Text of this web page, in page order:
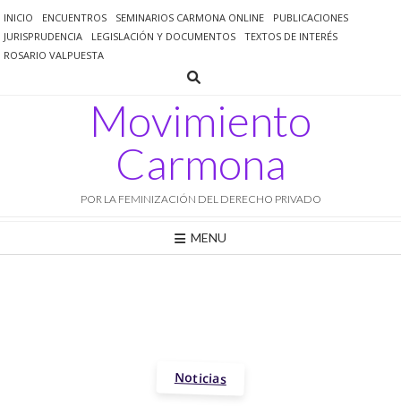
al
contenido
INICIO ENCUENTROS SEMINARIOS CARMONA ONLINE
PUBLICACIONES
JURISPRUDENCIA
LEGISLACIÓN Y DOCUMENTOS
TEXTOS DE INTERÉS
ROSARIO VALPUESTA
Movimiento
Carmona
POR LA FEMINIZACIÓN DEL DERECHO PRIVADO
MENU
Noticias